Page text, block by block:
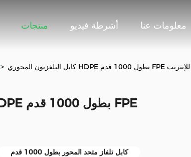
منتجات أشرطة فيديو معلومات عنا
> كابل التلفزيون المحوري HDPE بطول 1000 قدم FPE للإنترنت
كابل تلفاز متحد المحور بطول 1000 قدم